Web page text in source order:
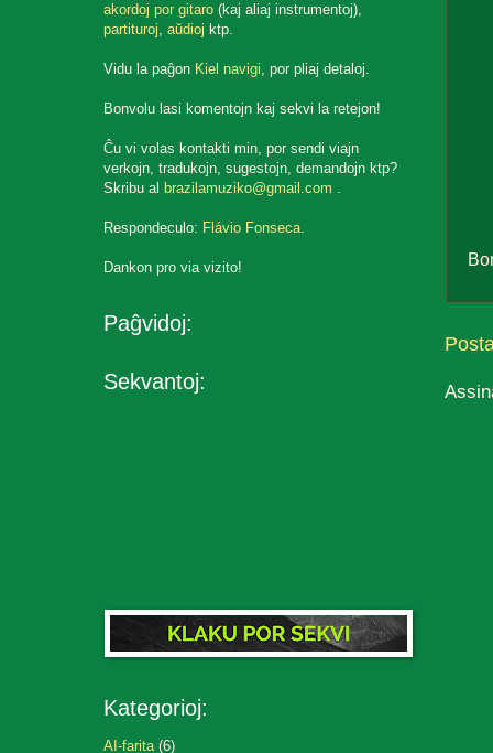
akordoj por gitaro (kaj aliaj instrumentoj),
partituroj,aŭdioj ktp.
Vidu la paĝon Kiel navigi, por pliaj detaloj.
Bonvolu lasi komentojn kaj sekvi la retejon!
Ĉu vi volas kontakti min, por sendi viajn
verkojn, tradukojn, sugestojn, demandojn ktp?
Skribu al brazilamuziko@gmail.com .
Respondeculo: Flávio Fonseca.
Dankon pro via vizito!
Paĝvidoj:
Sekvantoj:
Kategorioj:
AI-farita (6)